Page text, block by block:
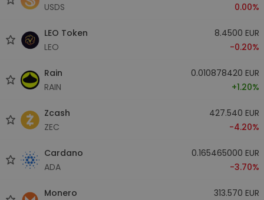
USDS
0.00%
LEO Token
LEO
8.4500 EUR
-0.20%
Rain
RAIN
0.010878420 EUR
+1.20%
Zcash
ZEC
427.540 EUR
-4.20%
Cardano
ADA
0.165465000 EUR
-3.70%
Monero
313.570 EUR